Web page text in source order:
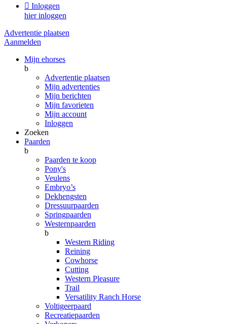
 Inloggen
hier inloggen
Advertentie plaatsen
Aanmelden
Mijn ehorses
b
Advertentie plaatsen
Mijn advertenties
Mijn berichten
Mijn favorieten
Mijn account
Inloggen
Zoeken
Paarden
b
Paarden te koop
Pony's
Veulens
Embryo’s
Dekhengsten
Dressuurpaarden
Springpaarden
Westernpaarden
b
Western Riding
Reining
Cowhorse
Cutting
Western Pleasure
Trail
Versatility Ranch Horse
Voltigeerpaard
Recreatiepaarden